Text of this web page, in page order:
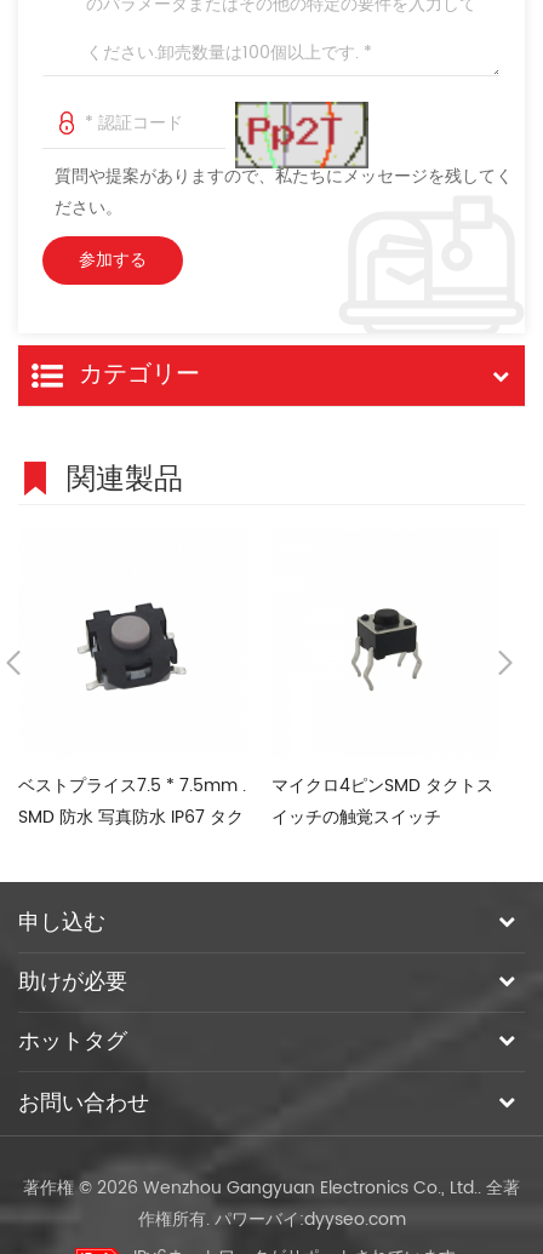
質問や提案がありますので、私たちにメッセージを残してく
ださい。
カテゴリー
関連製品
ベストプライス7.5 * 7.5mm .
SMD 防水 写真防水 IP67 タク
マイクロ4ピンSMD タクトス
イッチの触覚スイッチ
申し込む
助けが必要
ホットタグ
お問い合わせ
著作権 © 2026 Wenzhou Gangyuan Electronics Co., Ltd.. 全著
作権所有.パワーバイ:dyyseo.com